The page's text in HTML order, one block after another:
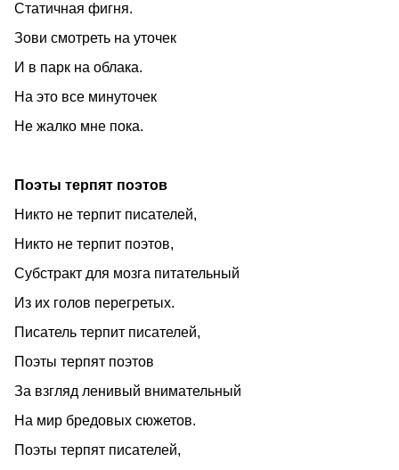
Статичная фигня.
Зови смотреть на уточек
И в парк на облака.
На это все минуточек
Не жалко мне пока.
Поэты терпят поэтов
Никто не терпит писателей,
Никто не терпит поэтов,
Субстракт для мозга питательный
Из их голов перегретых.
Писатель терпит писателей,
Поэты терпят поэтов
За взгляд ленивый внимательный
На мир бредовых сюжетов.
Поэты терпят писателей,